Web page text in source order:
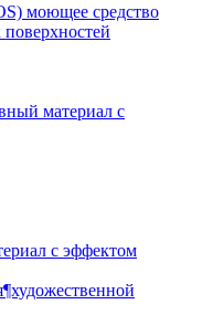
моющее средство
материал с
с эффектом